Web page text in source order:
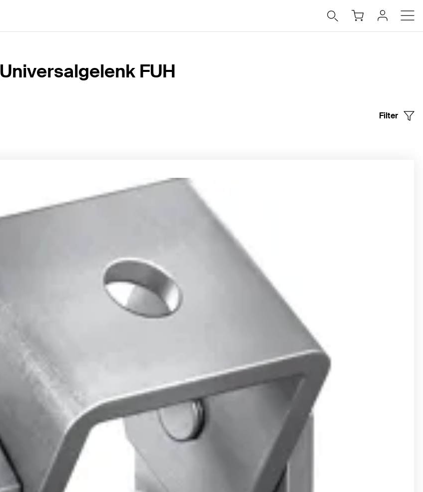
Universalgelenk FUH
Filter